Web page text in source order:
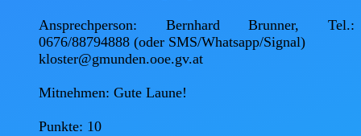
Ansprechperson: Bernhard Brunner, Tel.:
0676/88794888 (oder SMS/Whatsapp/Signal)
kloster@gmunden.ooe.gv.at
Mitnehmen: Gute Laune!
Punkte: 10